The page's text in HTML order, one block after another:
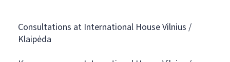
Consultations at International House Vilnius /
Klaipėda